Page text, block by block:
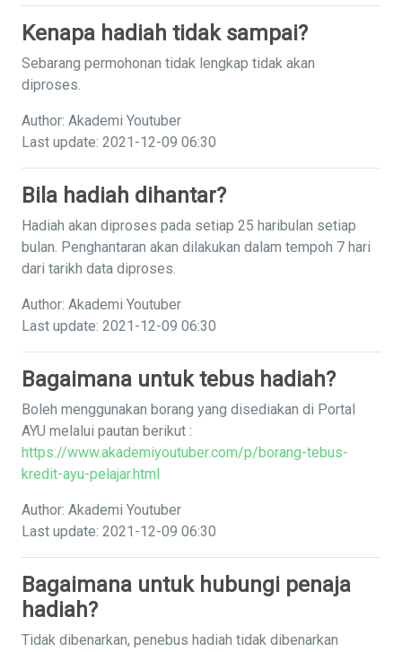
Kenapa hadiah tidak sampai?
Sebarang permohonan tidak lengkap tidak akan
diproses.
Author: Akademi Youtuber
Last update: 2021-12-09 06:30
Bila hadiah dihantar?
Hadiah akan diproses pada setiap 25 haribulan setiap
bulan. Penghantaran akan dilakukan dalam tempoh 7 hari
dari tarikh data diproses.
Author: Akademi Youtuber
Last update: 2021-12-09 06:30
Bagaimana untuk tebus hadiah?
Boleh menggunakan borang yang disediakan di Portal
AYU melalui pautan berikut :
https://www.akademiyoutuber.com/p/borang-tebus-
kredit-ayu-pelajar.html
Author: Akademi Youtuber
Last update: 2021-12-09 06:30
Bagaimana untuk hubungi penaja
hadiah?
Tidak dibenarkan, penebus hadiah tidak dibenarkan